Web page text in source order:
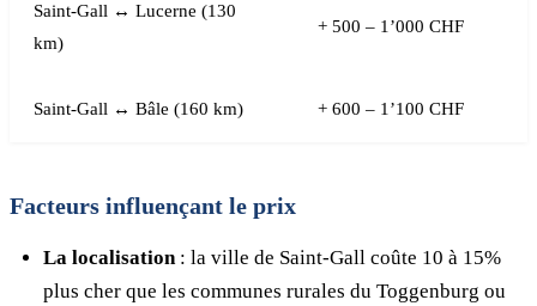
Saint-Gall ↔ Lucerne (130
km)
+ 500 – 1’000 CHF
Saint-Gall ↔ Bâle (160 km) + 600 – 1’100 CHF
Facteurs influençant le prix
La localisation: la ville de Saint-Gall coûte 10 à 15%
plus cher que les communes rurales du Toggenburg ou